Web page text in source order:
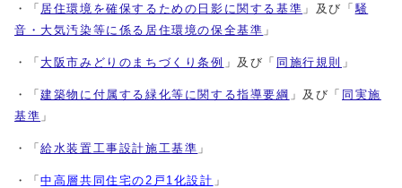
・「 居住環境を確保するための日影に関する基準 」及び「 騒
音・大気汚染等に係る居住環境の保全基準 」
・「 大阪市みどりのまちづくり条例 」及び「 同施行規則 」
・「建築物に付属する緑化等に関する指導要綱 」及び「 同実施
基準 」
・「給水装置工事設計施工基準 」
・「中高層共同住宅の2戸1化設計 」